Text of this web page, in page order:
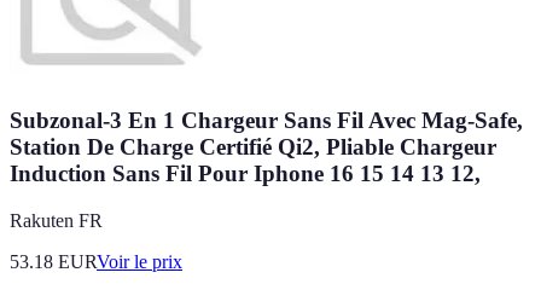
Subzonal-3 En 1 Chargeur Sans Fil Avec Mag-Safe,
Station De Charge Certifié Qi2, Pliable Chargeur
Induction Sans Fil Pour Iphone 16 15 14 13 12,
Rakuten FR
53.18 EURVoir le prix